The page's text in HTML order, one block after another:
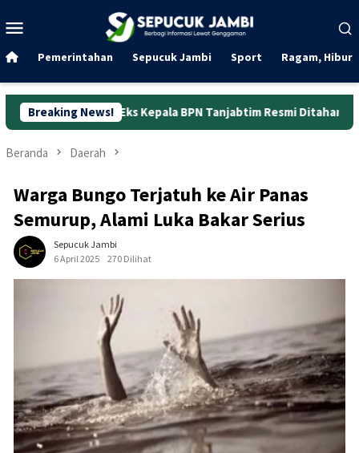
ke
Mobile
Pemerintahan Sepucuk Jambi Sport Ragam,
Breaking News!
Eks Kepala BPN Tanjabtim Resmi Ditahan Dunia Kerja
Beranda Daerah
Warga Bungo Terjatuh ke Air Panas
Semurup, Alami Luka Bakar Serius
Sepucuk Jambi
6 April 2025
270 Dilihat